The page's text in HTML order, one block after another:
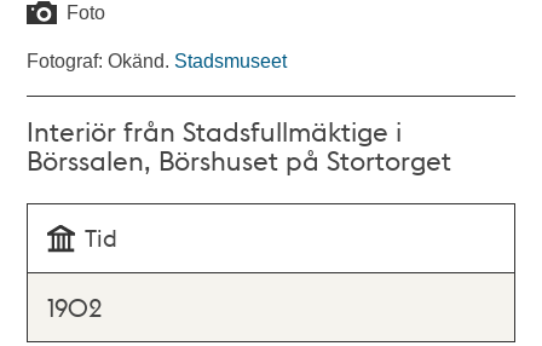
Foto
Fotograf: Okänd. Stadsmuseet
Interiör från Stadsfullmäktige i
Börssalen, Börshuset på Stortorget
Tid
1902